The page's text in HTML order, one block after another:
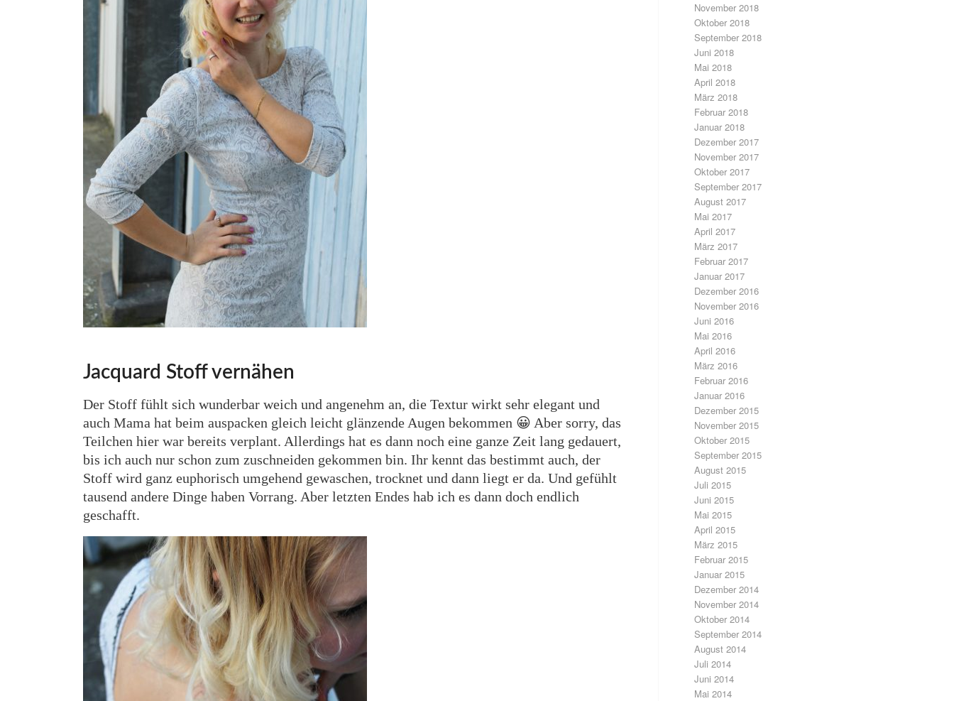
Jacquard Stoff vernähen
Der Stoff fühlt sich wunderbar weich und angenehm an, die Textur wirkt sehr elegant und
auch Mama hat beim auspacken gleich leicht glänzende Augen bekommen 😀 Aber sorry, das
Teilchen hier war bereits verplant. Allerdings hat es dann noch eine ganze Zeit lang gedauert,
bis ich auch nur schon zum zuschneiden gekommen bin. Ihr kennt das bestimmt auch, der
Stoff wird ganz euphorisch umgehend gewaschen, trocknet und dann liegt er da. Und gefühlt
tausend andere Dinge haben Vorrang. Aber letzten Endes hab ich es dann doch endlich
geschafft.
November 2018
Oktober 2018
September 2018
Juni 2018
Mai 2018
April 2018
März 2018
Februar 2018
Januar 2018
Dezember 2017
November 2017
Oktober 2017
September 2017
August 2017
Mai 2017
April 2017
März 2017
Februar 2017
Januar 2017
Dezember 2016
November 2016
Juni 2016
Mai 2016
April 2016
März 2016
Februar 2016
Januar 2016
Dezember 2015
November 2015
Oktober 2015
September 2015
August 2015
Juli 2015
Juni 2015
Mai 2015
April 2015
März 2015
Februar 2015
Januar 2015
Dezember 2014
November 2014
Oktober 2014
September 2014
August 2014
Juli 2014
Juni 2014
Mai 2014